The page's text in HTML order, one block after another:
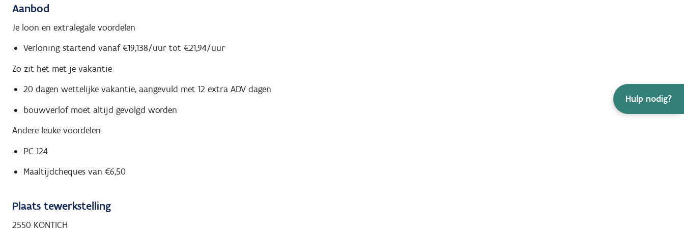
Hulp nodig?
Aanbod
Je loon en extralegale voordelen
Verloning startend vanaf €19,138/uur tot €21,94/uur
Zo zit het met je vakantie
20 dagen wettelijke vakantie, aangevuld met 12 extra ADV dagen
bouwverlof moet altijd gevolgd worden
Andere leuke voordelen
PC 124
Maaltijdcheques van €6,50
Plaats tewerkstelling
2550 KONTICH